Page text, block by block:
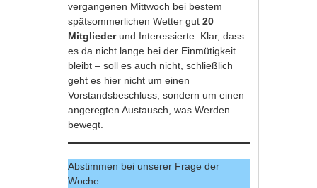
vergangenen Mittwoch bei bestem
spätsommerlichen Wetter gut20
Mitgliederund Interessierte. Klar, dass
es da nicht lange bei der Einmütigkeit
bleibt – soll es auch nicht, schließlich
geht es hier nicht um einen
Vorstandsbeschluss, sondern um einen
angeregten Austausch, was Werden
bewegt.
Abstimmen bei unserer Frage der
Woche: